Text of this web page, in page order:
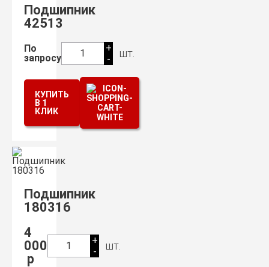
Подшипник
42513
По
запросу
1
+
-
шт.
КУПИТЬ
В 1
КЛИК
Подшипник
180316
4
000
р
1
+
-
шт.